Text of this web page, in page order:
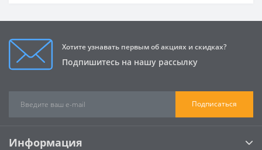
Хотите узнавать первым об акциях и скидках?
Подпишитесь на нашу рассылку
Подписаться
Информация